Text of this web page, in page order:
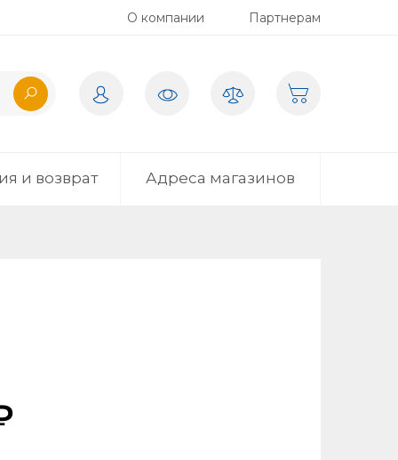
О компании Партнерам
и возврат Адреса магазинов